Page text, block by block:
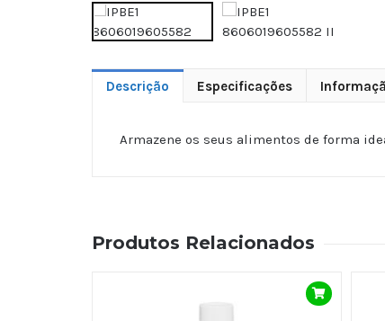
Descrição Especificações
Armazene os seus alimentos de forma
Produtos Relacionados